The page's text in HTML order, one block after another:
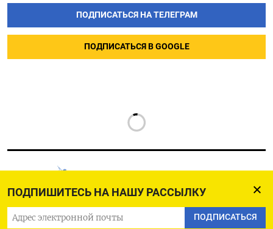
ПОДПИШИТЕСЬ НА НАШУ РАССЫЛКУ
ПОДПИСАТЬСЯ
ПОДПИСАТЬСЯ НА ТЕЛЕГРАМ
ПОДПИСАТЬСЯ В GOOGLE
ПОДПИШИТЕСЬ НА НАШУ РАССЫЛКУ